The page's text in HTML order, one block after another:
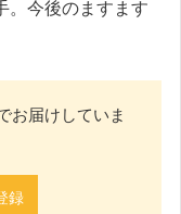
。今後のますます
お届けしていま
録